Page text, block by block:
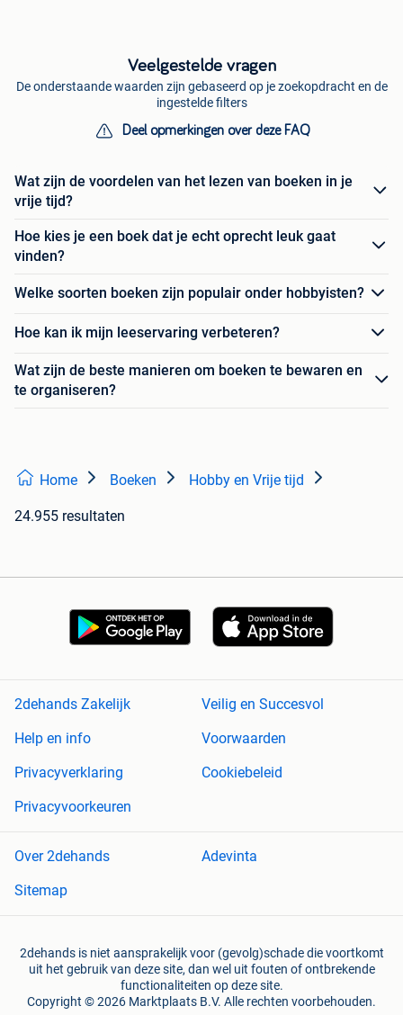
Veelgestelde vragen
De onderstaande waarden zijn gebaseerd op je zoekopdracht en de
ingestelde filters
Deel opmerkingen over deze FAQ
Wat zijn de voordelen van het lezen van boeken in je
vrije tijd?
Hoe kies je een boek dat je echt oprecht leuk gaat
vinden?
Welke soorten boeken zijn populair onder hobbyisten?
Hoe kan ik mijn leeservaring verbeteren?
Wat zijn de beste manieren om boeken te bewaren en
te organiseren?
Home Boeken Hobby en Vrije tijd
24.955 resultaten
2dehands Zakelijk
Veilig en Succesvol
Help en info
Voorwaarden
Privacyverklaring
Cookiebeleid
Privacyvoorkeuren
Over 2dehands
Adevinta
Sitemap
2dehands is niet aansprakelijk voor (gevolg)schade die voortkomt
uit het gebruik van deze site, dan wel uit fouten of ontbrekende
functionaliteiten op deze site.
Copyright © 2026 Marktplaats B.V. Alle rechten voorbehouden.